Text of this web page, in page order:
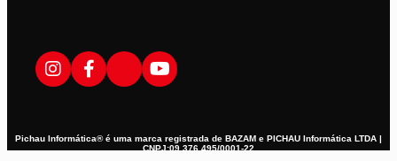
Pichau Informática® é uma marca registrada de BAZAM e PICHAU Informática LTDA |
CNPJ:09.376.495/0001-22